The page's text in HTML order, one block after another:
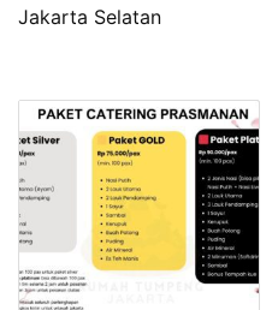
Jakarta Selatan